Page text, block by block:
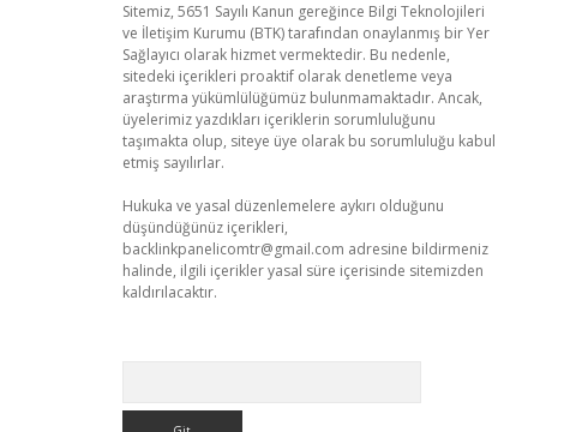
Sitemiz, 5651 Sayılı Kanun gereğince Bilgi Teknolojileri
ve İletişim Kurumu (BTK) tarafından onaylanmış bir Yer
Sağlayıcı olarak hizmet vermektedir. Bu nedenle,
sitedeki içerikleri proaktif olarak denetleme veya
araştırma yükümlülüğümüz bulunmamaktadır. Ancak,
üyelerimiz yazdıkları içeriklerin sorumluluğunu
taşımakta olup, siteye üye olarak bu sorumluluğu kabul
etmiş sayılırlar.
Hukuka ve yasal düzenlemelere aykırı olduğunu
düşündüğünüz içerikleri,
backlinkpanelicomtr@gmail.com adresine bildirmeniz
halinde, ilgili içerikler yasal süre içerisinde sitemizden
kaldırılacaktır.